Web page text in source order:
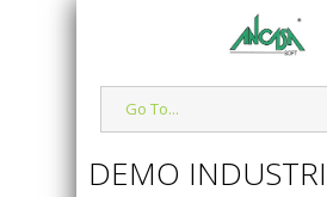
Go To...
DEMO